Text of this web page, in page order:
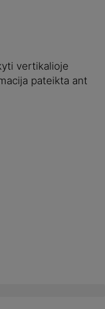
vertikalioje
pateikta ant